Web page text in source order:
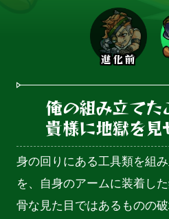
進化前
俺の組み立てた
貴様に地獄を見
身の回りにある工具類を組
を、自身のアームに装着し
骨な見た目ではあるものの